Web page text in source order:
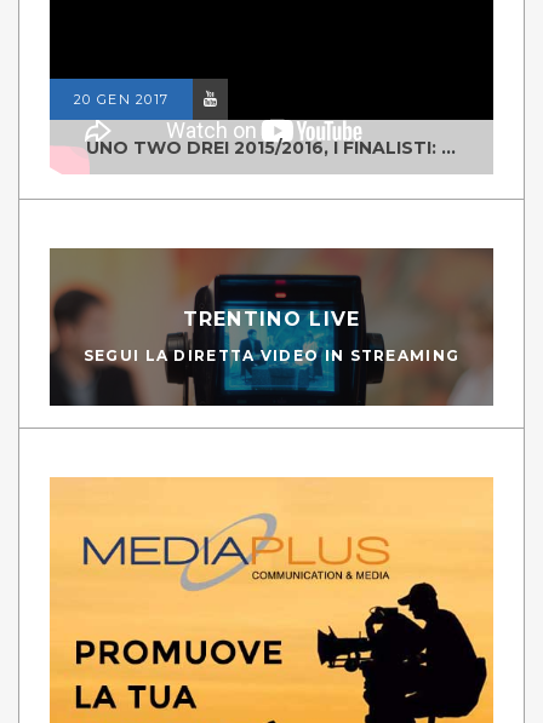
20 GEN 2017
UNO TWO DREI 2015/2016, I FINALISTI: CLASSE IV ALS ISTITUTO "DEGASPERI" BORGO VALSUGANA
TRENTINO LIVE
SEGUI LA DIRETTA VIDEO IN STREAMING